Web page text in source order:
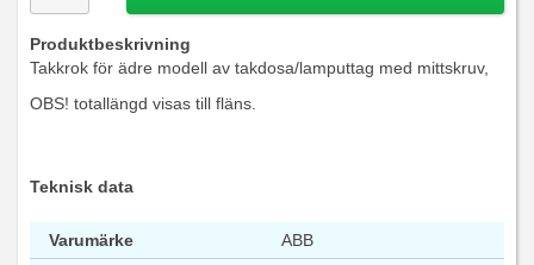
Produktbeskrivning
Takkrok för ädre modell av takdosa/lamputtag med mittskruv,
OBS! totallängd visas till fläns.
Teknisk data
Varumärke
ABB